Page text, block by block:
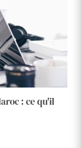
: ce qu'il